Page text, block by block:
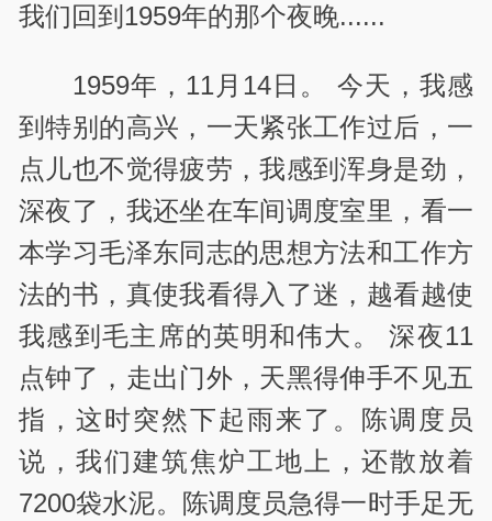
我们回到1959年的那个夜晚......
1959年，11月14日。 今天，我感
到特别的高兴，一天紧张工作过后，一
点儿也不觉得疲劳，我感到浑身是劲，
深夜了，我还坐在车间调度室里，看一
本学习毛泽东同志的思想方法和工作方
法的书，真使我看得入了迷，越看越使
我感到毛主席的英明和伟大。 深夜11
点钟了，走出门外，天黑得伸手不见五
指，这时突然下起雨来了。陈调度员
说，我们建筑焦炉工地上，还散放着
7200袋水泥。陈调度员急得一时手足无